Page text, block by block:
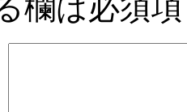
欄は必須